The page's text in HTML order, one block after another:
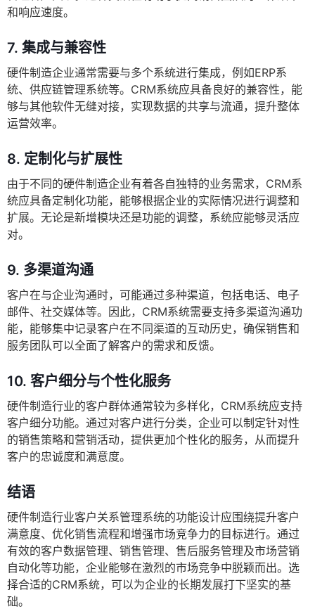
和响应速度。
7. 集成与兼容性
硬件制造企业通常需要与多个系统进行集成，例如ERP系
统、供应链管理系统等。CRM系统应具备良好的兼容性，能
够与其他软件无缝对接，实现数据的共享与流通，提升整体
运营效率。
8. 定制化与扩展性
由于不同的硬件制造企业有着各自独特的业务需求，CRM系
统应具备定制化功能，能够根据企业的实际情况进行调整和
扩展。无论是新增模块还是功能的调整，系统应能够灵活应
对。
9. 多渠道沟通
客户在与企业沟通时，可能通过多种渠道，包括电话、电子
邮件、社交媒体等。因此，CRM系统需要支持多渠道沟通功
能，能够集中记录客户在不同渠道的互动历史，确保销售和
服务团队可以全面了解客户的需求和反馈。
10. 客户细分与个性化服务
硬件制造行业的客户群体通常较为多样化，CRM系统应支持
客户细分功能。通过对客户进行分类，企业可以制定针对性
的销售策略和营销活动，提供更加个性化的服务，从而提升
客户的忠诚度和满意度。
结语
硬件制造行业客户关系管理系统的功能设计应围绕提升客户
满意度、优化销售流程和增强市场竞争力的目标进行。通过
有效的客户数据管理、销售管理、售后服务管理及市场营销
自动化等功能，企业能够在激烈的市场竞争中脱颖而出。选
择合适的CRM系统，可以为企业的长期发展打下坚实的基
础。